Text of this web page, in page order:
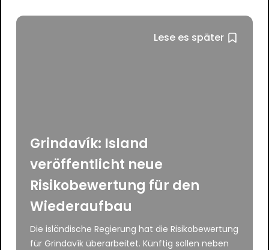
Lese es später
Grindavík: Island
veröffentlicht neue
Risikobewertung für den
Wiederaufbau
Die isländische Regierung hat die Risikobewertung
für Grindavík überarbeitet. Künftig sollen neben